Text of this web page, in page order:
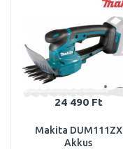
24 490 Ft
Makita DUM111ZX
Akkus